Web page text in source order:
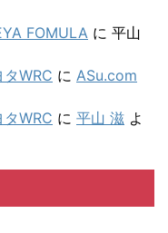
FOMULA に 平山
WRC に ASu.com
WRC に 平山 滋 よ